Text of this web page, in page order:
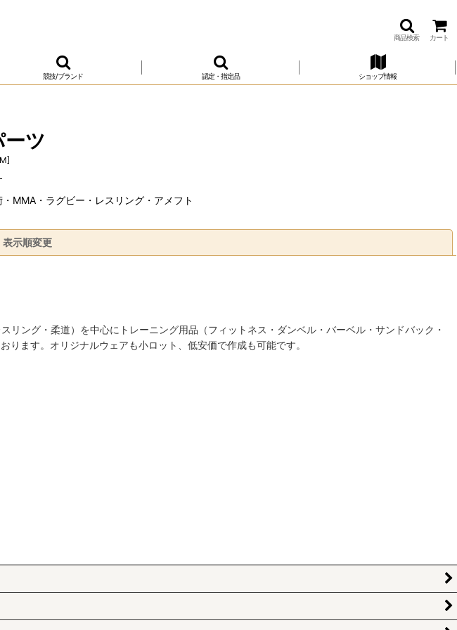
商品検索 カート
競技/ブランド 認定・指定品 ショップ情報
ーツ
]
MMA・ラグビー・レスリング・アメフト
表示順変更
ング・柔道）を中心にトレーニング用品（フィットネス・ダンベル・バーベル・サンドバック・
ます。オリジナルウェアも小ロット、低安価で作成も可能です。